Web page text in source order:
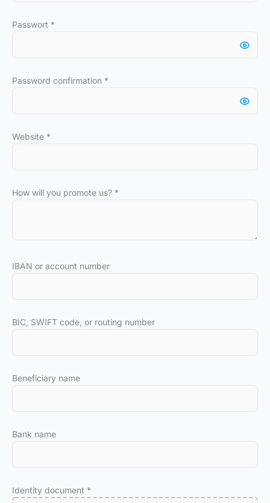
Passwort *
Password confirmation *
Website *
How will you promote us? *
IBAN or account number
BIC, SWIFT code, or routing number
Beneficiary name
Bank name
Identity document *